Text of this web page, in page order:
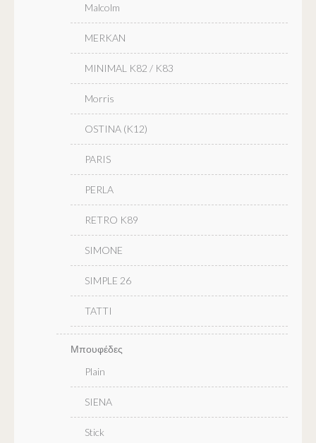
Malcolm
MERKAN
MINIMAL K82 / K83
Morris
OSTINA (K12)
PARIS
PERLA
RETRO K89
SIMONE
SIMPLE 26
TATTI
Μπουφέδες
Plain
SIENA
Stick